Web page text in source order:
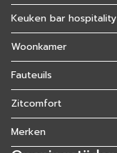
Keuken bar hospitality
Woonkamer
Fauteuils
Zitcomfort
Merken